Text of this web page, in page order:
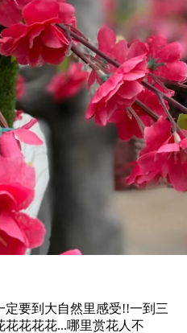
定要到大自然里感受!!一到三
花花花花...哪里赏花人不